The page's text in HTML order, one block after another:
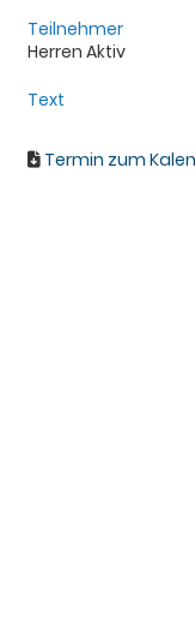
Teilnehmer
Herren Aktiv
Text
Termin zum